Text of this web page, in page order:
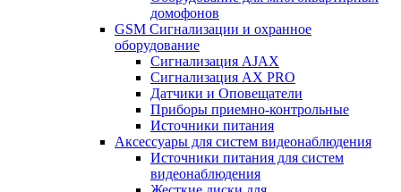
домофонов
GSM Сигнализации и охранное
оборудование
Сигнализация AJAX
Сигнализация AX PRO
Датчики и Оповещатели
Приборы приемно-контрольные
Источники питания
Аксессуары для систем видеонаблюдения
Источники питания для систем
видеонаблюдения